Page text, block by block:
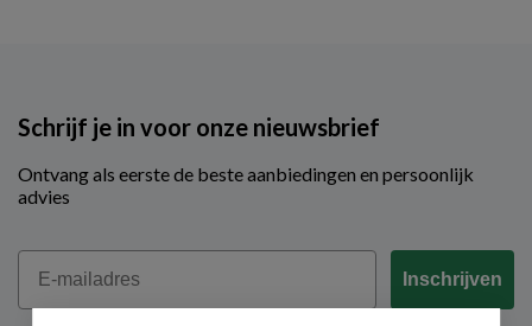
Schrijf je in voor onze nieuwsbrief
Ontvang als eerste de beste aanbiedingen en persoonlijk
advies
Email
Inschrijven